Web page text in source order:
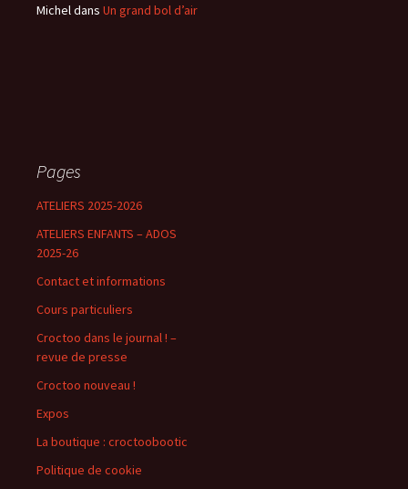
Michel dans Un grand bol d’air
Pages
ATELIERS 2025-2026
ATELIERS ENFANTS – ADOS
2025-26
Contact et informations
Cours particuliers
Croctoo dans le journal ! –
revue de presse
Croctoo nouveau !
Expos
La boutique : croctoobootic
Politique de cookie